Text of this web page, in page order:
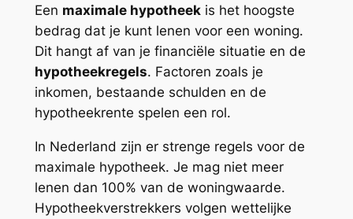
Een maximale hypotheekis het hoogste
bedrag dat je kunt lenen voor een woning.
Dit hangt af van je financiële situatie en de
hypotheekregels. Factoren zoals je
inkomen, bestaande schulden en de
hypotheekrente spelen een rol.
In Nederland zijn er strenge regels voor de
maximale hypotheek. Je mag niet meer
lenen dan 100% van de woningwaarde.
Hypotheekverstrekkers volgen wettelijke